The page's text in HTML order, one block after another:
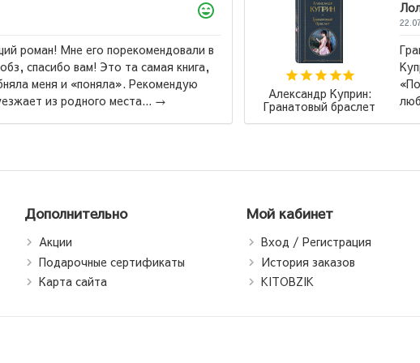
Александр Куприн:
Гранатовый браслет
Лола
22.07.2026
Гранатовый браслет, Суламифь и другие
Куприна мне лично не понравились. Но
«Поединок» теперь моё самое, самое,
любимое произведение! Ради повест...→
Дополнительно
Акции
Подарочные сертификаты
Карта сайта
Мой кабинет
Вход / Регистрация
История заказов
KITOBZIK